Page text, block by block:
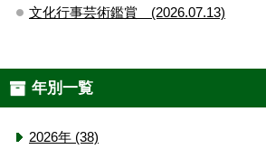
文化行事芸術鑑賞 (2026.07.13)
年別一覧
2026年 (38)